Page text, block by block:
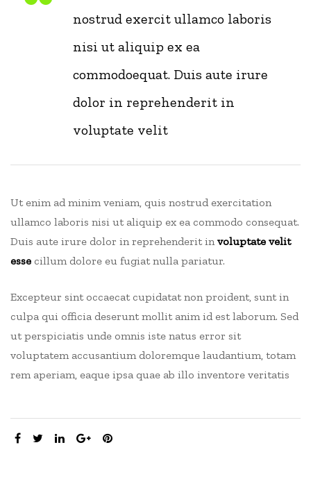
nostrud exercit ullamco laboris
nisi ut aliquip ex ea
commodoequat. Duis aute irure
dolor in reprehenderit in
voluptate velit
Ut enim ad minim veniam, quis nostrud exercitation
ullamco laboris nisi ut aliquip ex ea commodo consequat.
Duis aute irure dolor in reprehenderit involuptate velit
esse cillum dolore eu fugiat nulla pariatur.
Excepteur sint occaecat cupidatat non proident, sunt in
culpa qui officia deserunt mollit anim id est laborum. Sed
ut perspiciatis unde omnis iste natus error sit
voluptatem accusantium doloremque laudantium, totam
rem aperiam, eaque ipsa quae ab illo inventore veritatis
SHARE: